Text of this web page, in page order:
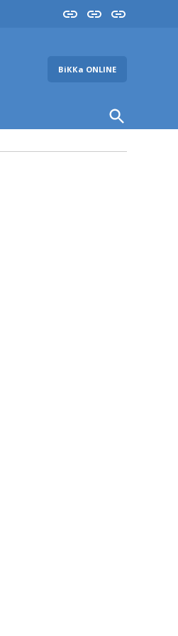
InstaYouTube
FB
ВіККа ONLINE
Open
Search